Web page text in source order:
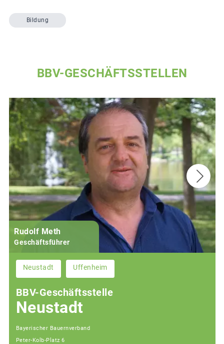
Bildung
BBV-GESCHÄFTSSTELLEN
Rudolf Meth
Geschäftsführer
Neustadt Uffenheim
BBV-Geschäftsstelle
Neustadt
Bayerischer Bauernverband
Peter-Kolb-Platz 6